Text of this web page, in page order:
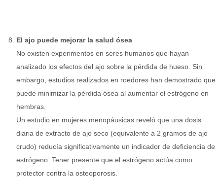
El ajo puede mejorar la salud ósea
No existen experimentos en seres humanos que hayan
analizado los efectos del ajo sobre la pérdida de hueso. Sin
embargo, estudios realizados en roedores han demostrado que
puede minimizar la pérdida ósea al aumentar el estrógeno en
hembras.
Un estudio en mujeres menopáusicas reveló que una dosis
diaria de extracto de ajo seco (equivalente a 2 gramos de ajo
crudo) reducía significativamente un indicador de deficiencia de
estrógeno. Tener presente que el estrógeno actúa como
protector contra la osteoporosis.